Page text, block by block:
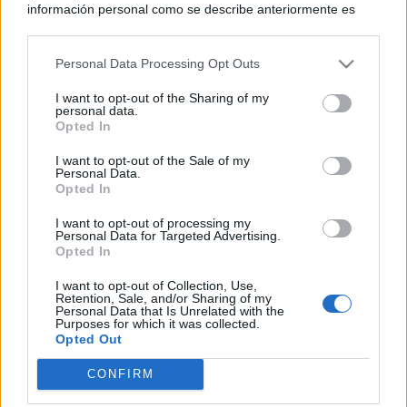
información personal como se describe anteriormente es
generamos contenido relevante para nuestra audiencia.
recopilación y uso de datos en nuestra Política de
Privacidad.
terceros por nuestra parte, utilice la siguiente opción de
exclusión y confirme su selección. Tenga en cuenta que
después de que se procese su solicitud de exclusión, es
posible que continúe viendo anuncios basados en intereses
basados en la información personal utilizada por nosotros o
en información personal divulgada a terceros antes de su
Puede optar por no participar en la divulgación adicional de
su información personal por parte de terceros en la Lista de
participantes intermedios de la IAB.
Personal Data Processing Opt Outs
I want to opt-out of the Sharing of my
personal data.
Opted In
I want to opt-out of the Sale of my
Personal Data.
Opted In
I want to opt-out of processing my
Personal Data for Targeted Advertising.
Opted In
I want to opt-out of Collection, Use,
Retention, Sale, and/or Sharing of my
Personal Data that Is Unrelated with the
Purposes for which it was collected.
Opted Out
CONFIRM
Curiosidades Final Fantasy VII Rebirth y
comprarlo? En un principio: NO